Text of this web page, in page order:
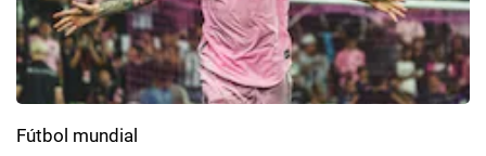
Fútbol mundial